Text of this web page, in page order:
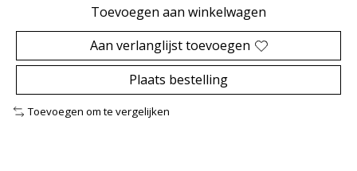
Toevoegen aan winkelwagen
Aan verlanglijst toevoegen
Plaats bestelling
Toevoegen om te vergelijken